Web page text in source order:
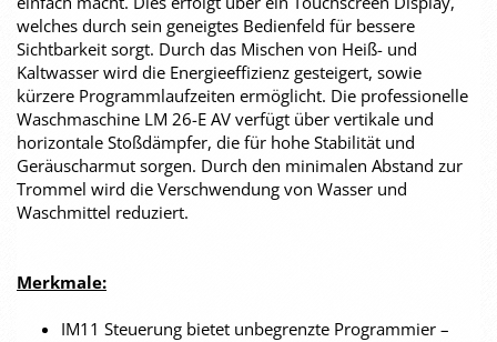
welches durch sein geneigtes Bedienfeld für bessere
Sichtbarkeit sorgt. Durch das Mischen von Heiß- und
Kaltwasser wird die Energieeffizienz gesteigert, sowie
kürzere Programmlaufzeiten ermöglicht. Die professionelle
Waschmaschine LM 26-E AV verfügt über vertikale und
horizontale Stoßdämpfer, die für hohe Stabilität und
Geräuscharmut sorgen. Durch den minimalen Abstand zur
Trommel wird die Verschwendung von Wasser und
Waschmittel reduziert.
Merkmale:
IM11 Steuerung bietet unbegrenzte Programmier –